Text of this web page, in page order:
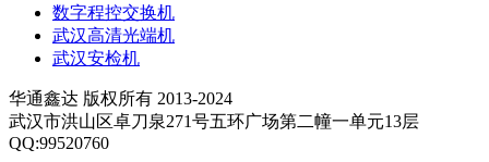
数字程控交换机
武汉高清光端机
武汉安检机
华通鑫达 版权所有 2013-2024
武汉市洪山区卓刀泉271号五环广场第二幢一单元13层
QQ:99520760